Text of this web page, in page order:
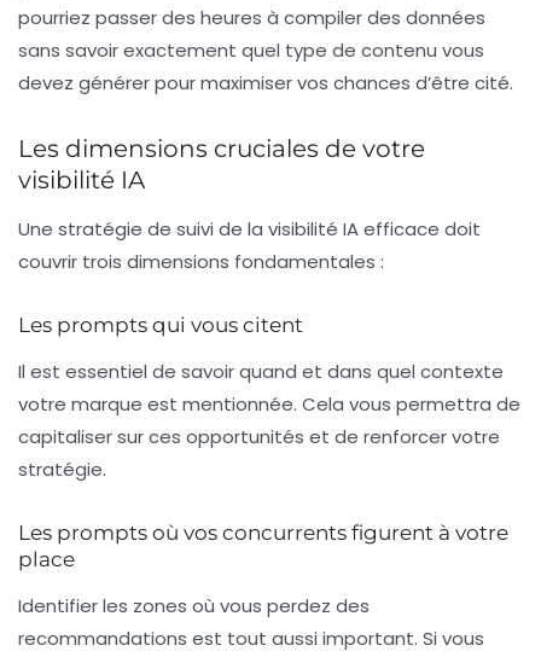
pourriez passer des heures à compiler des données
sans savoir exactement quel type de contenu vous
devez générer pour maximiser vos chances d’être cité.
Les dimensions cruciales de votre
visibilité IA
Une stratégie de suivi de la visibilité IA efficace doit
couvrir trois dimensions fondamentales :
Les prompts qui vous citent
Il est essentiel de savoir quand et dans quel contexte
votre marque est mentionnée. Cela vous permettra de
capitaliser sur ces opportunités et de renforcer votre
stratégie.
Les prompts où vos concurrents figurent à votre
place
Identifier les zones où vous perdez des
recommandations est tout aussi important. Si vous